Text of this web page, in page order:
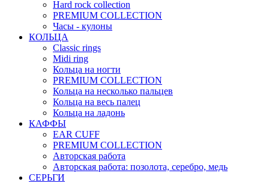
Hard rock collection
PREMIUM COLLECTION
Часы - кулоны
КОЛЬЦА
Classic rings
Midi ring
Кольца на ногти
PREMIUM COLLECTION
Кольца на несколько пальцев
Кольца на весь палец
Кольца на ладонь
КАФФЫ
EAR CUFF
PREMIUM COLLECTION
Авторская работа
Авторская работа: позолота, серебро, медь
СЕРЬГИ